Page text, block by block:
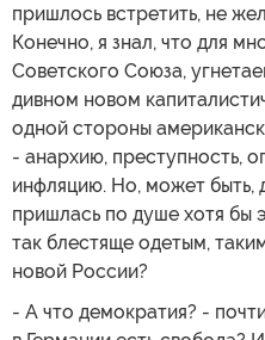
пришлось встретить, не
Конечно, я знал, что для
Советского Союза,
дивном новом
одной стороны
- анархию, преступность,
инфляцию. Но, может быть,
пришлась по душе хотя бы
так блестяще одетым,
новой России?
- А что демократия? -